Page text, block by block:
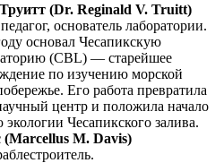
(Dr. Reginald V. Truitt)
основатель лаборатории.
основал Чесапикскую
(CBL) — старейшее
по изучению морской
Его работа превратила
центр и положила начало
Чесапикского залива.
M. Davis)